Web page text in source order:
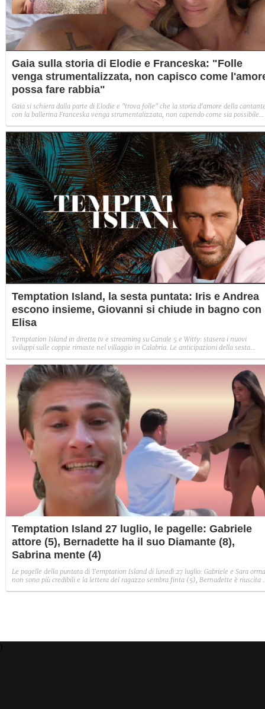
Gaia sulla storia di Elodie e Franceska: "Folle
venga strumentalizzata, non capisco come
possa fare rabbia"
Gaia si schiera dalla parte di Elodie e "trova folle" che la storia d'amore della
con la ballerina Franceska venga strumentalizzata, non capendo come sia possibile
Temptation Island, la sesta puntata: Iris e Andrea
escono insieme, Giovanni si chiude in bagno con
Elisa
Temptation Island in diretta tv e streaming su Canale 5 e Witty: stasera i nuovi
sviluppi sulle coppie rimaste nel villaggio in Calabria. Le anticipazioni della sesta
Sabrina rifiuta il falò con Giovanni e si avvicina a Lory.
Temptation Island 27 luglio, le pagelle: Gabriele
attore (5), Bernadette ha il suo Diamante (8),
Sabrina mente (4)
Le pagelle della puntata di Temptation Island di lunedì 27 luglio: Gabriele e Sara
non sono più credibili e la lettera del ragazzo sembra finta (5), Bernadette è riuscita